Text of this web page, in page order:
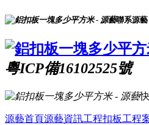
聯系源藝
粵ICP備16102525號
源藝首頁源藝資訊工程扣板工程